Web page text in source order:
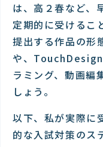
は、高２春など、
定期的に受けるこ
提出する作品の
や、
ラミング、動画編
しょう。
以下、私が実際に
的な入試対策のス